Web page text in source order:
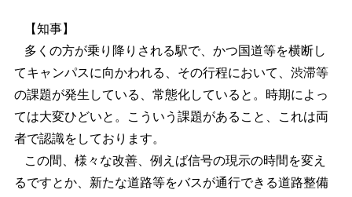
【知事】
多くの方が乗り降りされる駅で、かつ国道等を横断し
てキャンパスに向かわれる、その行程において、渋滞等
の課題が発生している、常態化していると。時期によっ
ては大変ひどいと。こういう課題があること、これは両
者で認識をしております。
この間、様々な改善、例えば信号の現示の時間を変え
るですとか、新たな道路等をバスが通行できる道路整備